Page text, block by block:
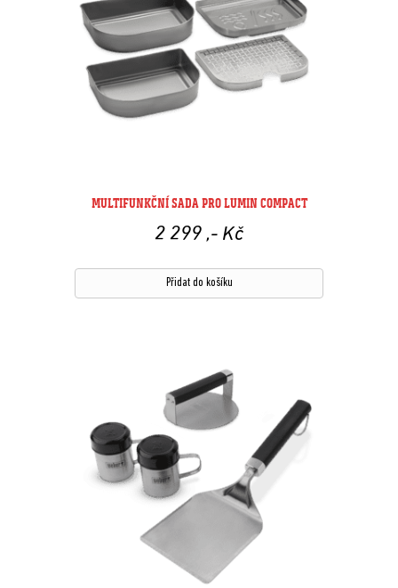
MULTIFUNKČNÍ SADA PRO LUMIN COMPACT
2 299 ,- Kč
Přidat do košíku